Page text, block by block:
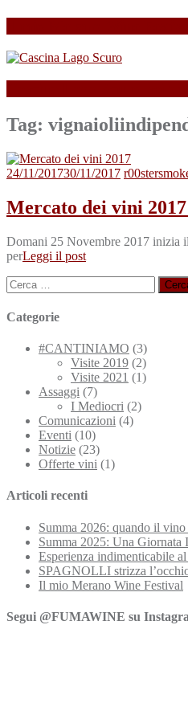
Tag:
24/11/201730/11/2017
Mercato dei vini
Domani 25 Novembre 2017 inizia
perLeggi il post
Ricerca
per:
Categorie
#CANTINIAMO (3)
Visite 2019 (2)
Visite 2021 (1)
Assaggi (7)
I Mediocri (2)
Comunicazioni (4)
Eventi (10)
Notizie (23)
Offerte vini (1)
Articoli recenti
Summa 2026: quando il vino
Summa 2025: Una Giornata
Esperienza indimenticabile
SPAGNOLLI strizza
Il mio Merano Wine Festival
Segui @FUMAWINE su